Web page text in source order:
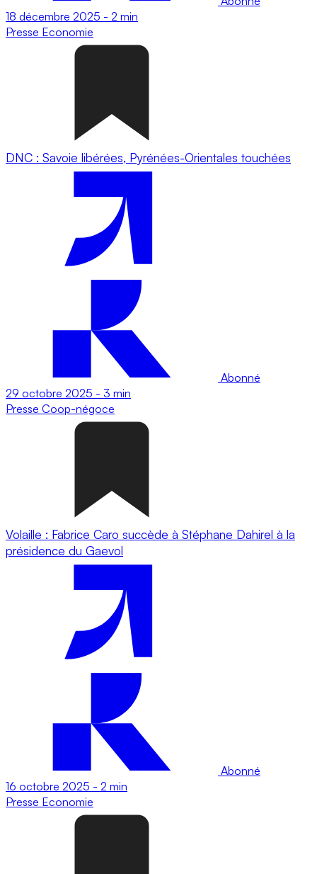
18 décembre 2025 - 2 min
Presse Economie
DNC : Savoie libérées, Pyrénées-Orientales touchées
Abonné
29 octobre 2025 - 3 min
Presse Coop-négoce
Volaille : Fabrice Caro succède à Stéphane Dahirel à la
présidence du Gaevol
Abonné
16 octobre 2025 - 2 min
Presse Economie